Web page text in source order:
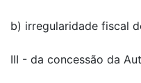
b) irregularidade fiscal
III - da concessão da